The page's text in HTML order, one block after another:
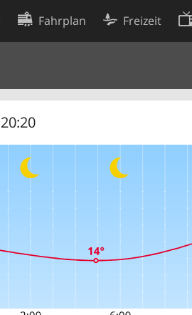
Fahrplan Freizeit
Cookie-Einstellungen